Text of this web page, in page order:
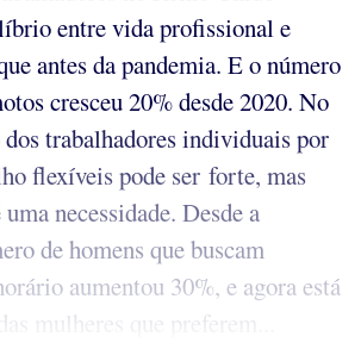
entre vida profissional e
antes da pandemia. E o número
cresceu 20% desde 2020. No
trabalhadores individuais por
flexíveis pode ser forte, mas
necessidade. Desde a
de homens que buscam
aumentou 30%, e agora está
mulheres que preferem...